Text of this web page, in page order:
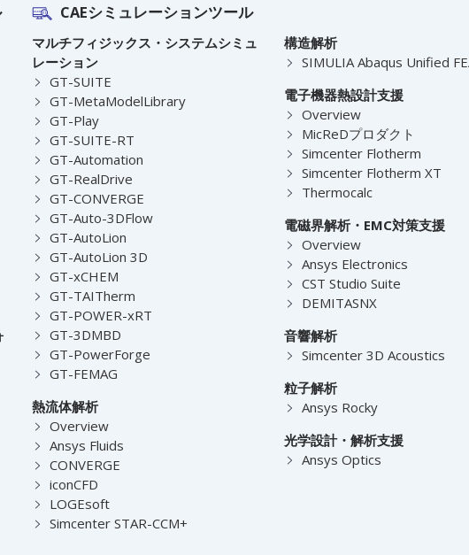
CAEシミュレーションツール
マルチフィジックス・システムシミュ
レーション
GT-SUITE
GT-MetaModelLibrary
GT-Play
GT-SUITE-RT
GT-Automation
GT-RealDrive
GT-CONVERGE
GT-Auto-3DFlow
GT-AutoLion
GT-AutoLion 3D
GT-xCHEM
GT-TAITherm
GT-POWER-xRT
GT-3DMBD
GT-PowerForge
GT-FEMAG
熱流体解析
Overview
Ansys Fluids
CONVERGE
iconCFD
LOGEsoft
Simcenter STAR-CCM+
構造解析
SIMULIA Abaqus Unified
電子機器熱設計支援
Overview
MicReDプロダクト
Simcenter Flotherm
Simcenter Flotherm XT
Thermocalc
電磁界解析・EMC対策支援
Overview
Ansys Electronics
CST Studio Suite
DEMITASNX
音響解析
Simcenter 3D Acoustics
粒子解析
Ansys Rocky
光学設計・解析支援
Ansys Optics